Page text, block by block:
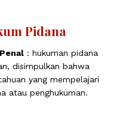
Pidana
Penal : hukuman pidana
disimpulkan bahwa
yang mempelajari
atau penghukuman.